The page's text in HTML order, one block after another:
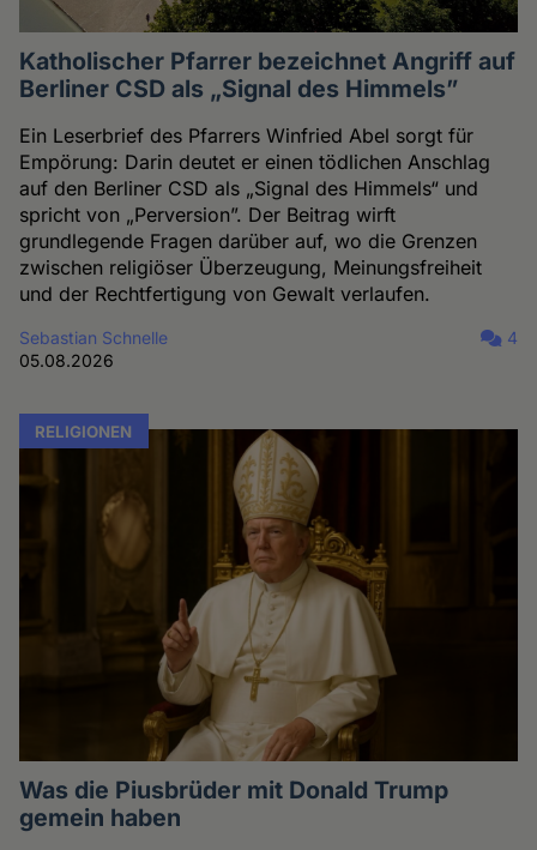
Katholischer Pfarrer bezeichnet Angriff auf
Berliner CSD als „Signal des Himmels”
Ein Leserbrief des Pfarrers Winfried Abel sorgt für
Empörung: Darin deutet er einen tödlichen Anschlag
auf den Berliner CSD als „Signal des Himmels“ und
spricht von „Perversion”. Der Beitrag wirft
grundlegende Fragen darüber auf, wo die Grenzen
zwischen religiöser Überzeugung, Meinungsfreiheit
und der Rechtfertigung von Gewalt verlaufen.
Sebastian Schnelle
05.08.2026
4
RELIGIONEN
Was die Piusbrüder mit Donald Trump
gemein haben